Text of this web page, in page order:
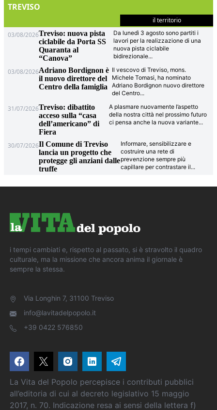
TREVISO
il territorio
03/08/2026Treviso: nuova pista
ciclabile da Porta SS
Quaranta al
“Canova”
Da lunedì 3 agosto sono partiti i
lavori per la realizzazione di una
nuova pista ciclabile
bidirezionale...
03/08/2026Adriano Bordignon è
il nuovo direttore del
Centro della famiglia
Il vescovo di Treviso, mons.
Michele Tomasi, ha nominato
Adriano Bordignon nuovo direttore
del Centro...
31/07/2026Treviso: dibattito
acceso sulla “casa
dell’americano” di
Fiera
A plasmare nuovamente l’aspetto
della nostra città nel prossimo futuro
ci pensa anche la nuova variante...
30/07/2026Il Comune di Treviso
lancia un progetto che
protegge gli anziani dalle
truffe
Informare, sensibilizzare e
costruire una rete di
prevenzione sempre più
capillare per contrastare il...
i tempi cambiati e, rispetto al passato, si è stravolto il quadro
culturale, ma la missione che ancora anima il giornale è
sempre la stessa.
Via Longhin 7, 31100 Treviso
info@lavitadelpopolo.it
+39 0422 576850
La Vita del Popolo percepisce i contributi pubblici
all’editoria di cui al decreto legislativo 15 maggio
2017, n. 70. Indicazione resa ai sensi della lettera f)